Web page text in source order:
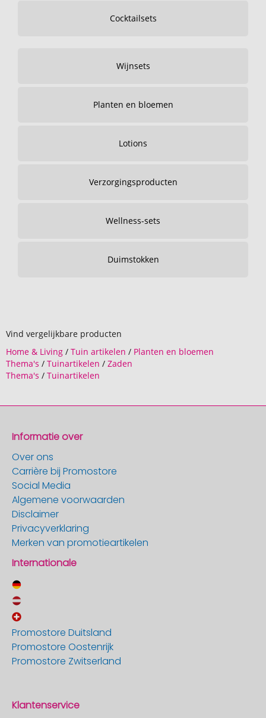
Cocktailsets
Wijnsets
Planten en bloemen
Lotions
Verzorgingsproducten
Wellness-sets
Duimstokken
Vind vergelijkbare producten
Home & Living / Tuin artikelen / Planten en bloemen
Thema's / Tuinartikelen / Zaden
Thema's / Tuinartikelen
Informatie over
Over ons
Carrière bij Promostore
Social Media
Algemene voorwaarden
Disclaimer
Privacyverklaring
Merken van promotieartikelen
Internationale
Promostore Duitsland
Promostore Oostenrijk
Promostore Zwitserland
Klantenservice